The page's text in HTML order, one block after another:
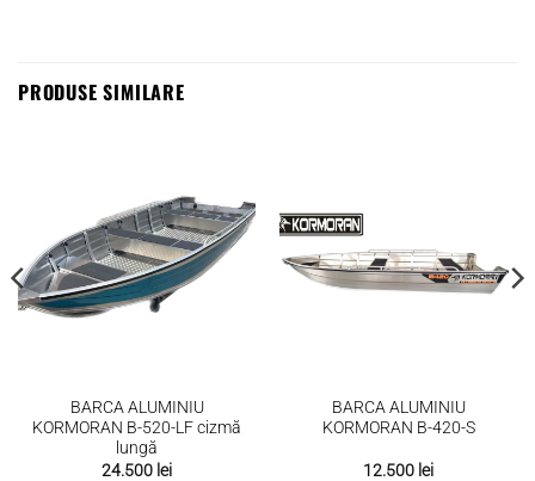
PRODUSE SIMILARE
BARCA ALUMINIU
KORMORAN B-520-LF cizmă
lungă
24.500 lei
BARCA ALUMINIU
KORMORAN B-420-S
12.500 lei